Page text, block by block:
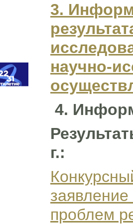
3.
научно-
4.
г.:
проблем